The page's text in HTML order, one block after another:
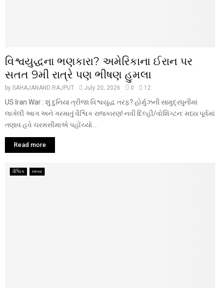
વિશ્વયુદ્ધના ભણકારા? અમેરિકાના ઈરાન પર
સતત 9મી રાત્રે પણ ભીષણ હુમલા
by SAHAJANAND RAJPUT July 20, 2026 0 12
US Iran War : શું દુનિયા ત્રીજા વિશ્વયુદ્ધ તરફ? હોર્મુઝની સામુદ્રધુનીમાં
લાગેલી આગ અને ગરમાતું વૈશ્વિક રાજકારણ! નવી દિલ્હી/વોશિંગ્ટન: મધ્ય પૂર્વમાં
તણાવ હવે ચરમસીમાએ પહોંચ્યો...
Read more
વૈશ્વિક ખબર